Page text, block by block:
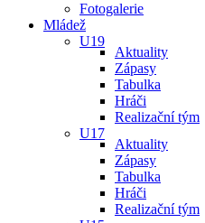
Fotogalerie
Mládež
U19
Aktuality
Zápasy
Tabulka
Hráči
Realizační tým
U17
Aktuality
Zápasy
Tabulka
Hráči
Realizační tým